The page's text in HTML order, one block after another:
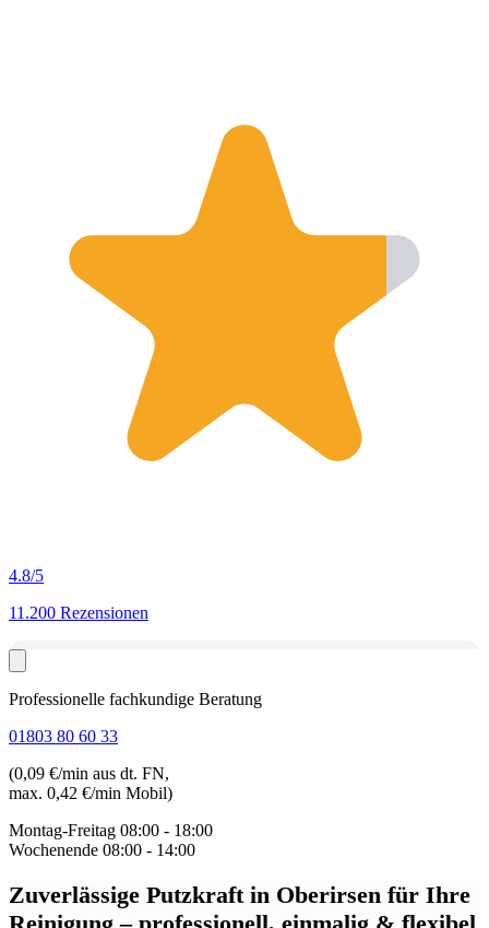
4.8/5
11.200 Rezensionen
Professionelle fachkundige Beratung
01803 80 60 33
(0,09 €/min aus dt. FN,
max. 0,42 €/min Mobil)
Montag-Freitag 08:00 - 18:00
Wochenende 08:00 - 14:00
Zuverlässige Putzkraft in Oberirsen für Ihre